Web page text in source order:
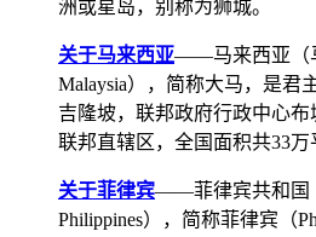
洲或星岛，别称为狮城。
关于马来西亚——马来西亚（
Malaysia），简称大马，是君
吉隆坡，联邦政府行政中心
联邦直辖区，全国面积共33万
关于菲律宾——菲律宾共和国
Philippines），简称菲律宾（